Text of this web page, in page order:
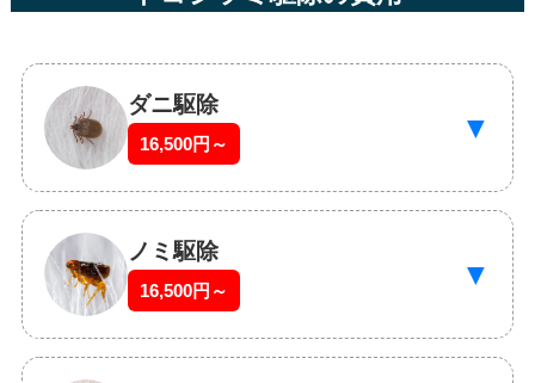
ダニ駆除
16,500円～ ▼
ノミ駆除
16,500円～ ▼